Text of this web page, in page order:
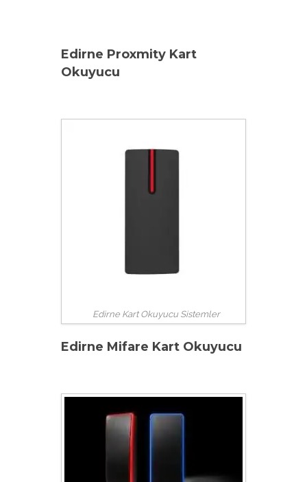
Edirne Proxmity Kart
Okuyucu
Edirne Kart Okuyucu Sistemler
Edirne Mifare Kart Okuyucu